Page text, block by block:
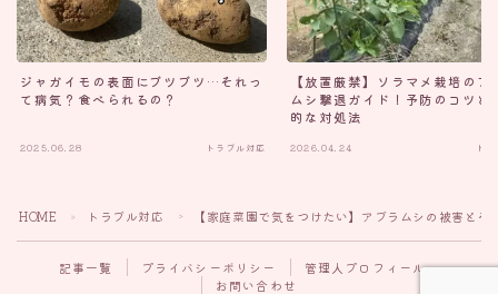
ジャガイモの表面にブツブツ…それっ
て病気？食べられるの？
2025.06.28 トラブル対応
【放置厳禁】ソラマメ栽培のア
ムシ撃退ガイド！予防のコツと
的な対処法
2026.04.24 ト
HOME ＞ トラブル対応 ＞ 【家庭菜園で気をつけたい】アブラムシの被害とそ
記事一覧 プライバシーポリシー
管理人プロフィール
お問い合わせ